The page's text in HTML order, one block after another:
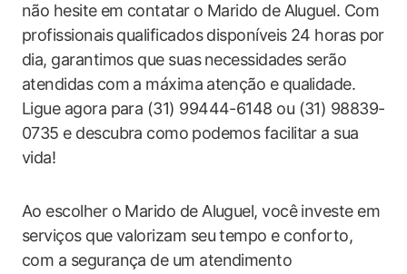
não hesite⁣ em contatar​ o Marido de‍ Aluguel. Com
profissionais qualificados disponíveis 24 horas ⁢por
dia, garantimos que suas⁢ necessidades serão
atendidas​ com a máxima⁣ atenção e qualidade.
Ligue agora para (31) 99444-6148 ou (31) 98839-
0735 ‍e descubra como⁣ podemos facilitar a sua
vida!
Ao escolher o Marido ‌de Aluguel, você investe em
serviços​ que ​valorizam‍ seu tempo e conforto,
com a segurança de um atendimento⁤